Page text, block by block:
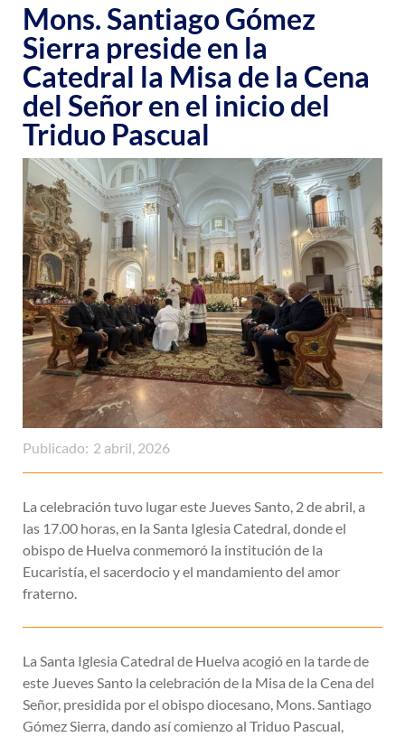
Mons. Santiago Gómez
Sierra preside en la
Catedral la Misa de la Cena
del Señor en el inicio del
Triduo Pascual
Publicado: 2 abril, 2026
La celebración tuvo lugar este Jueves Santo, 2 de abril, a
las 17.00 horas, en la Santa Iglesia Catedral, donde el
obispo de Huelva conmemoró la institución de la
Eucaristía, el sacerdocio y el mandamiento del amor
fraterno.
La Santa Iglesia Catedral de Huelva acogió en la tarde de
este Jueves Santo la celebración de la Misa de la Cena del
Señor, presidida por el obispo diocesano, Mons. Santiago
Gómez Sierra, dando así comienzo al Triduo Pascual,